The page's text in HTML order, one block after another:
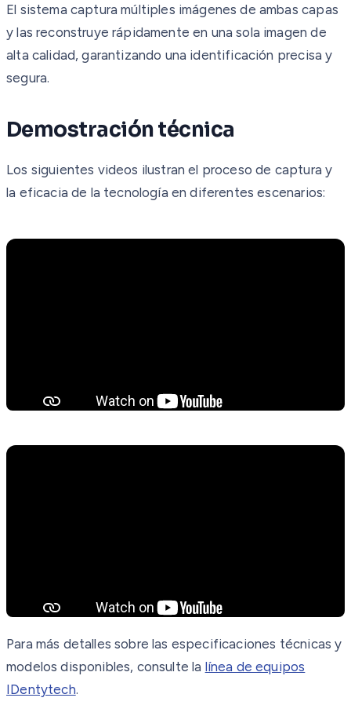
El sistema captura múltiples imágenes de ambas capas
y las reconstruye rápidamente en una sola imagen de
alta calidad, garantizando una identificación precisa y
segura.
Demostración técnica
Los siguientes videos ilustran el proceso de captura y
la eficacia de la tecnología en diferentes escenarios:
Para más detalles sobre las especificaciones técnicas y
modelos disponibles, consulte la línea de equipos
IDentytech.